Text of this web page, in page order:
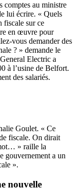
comptes au ministre
lui écrire. « Quels
fiscale sur ce
en œuvre pour
vous demander des
? » demande le
Electric a
à l’usine de Belfort.
des salariés.
Goulet. « Ce
fiscale. On dirait
» raille la
gouvernement a un
».
nouvelle